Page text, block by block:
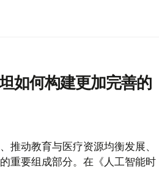
如何构建更加完善的
推动教育与医疗资源均衡发展、
重要组成部分。在《人工智能时